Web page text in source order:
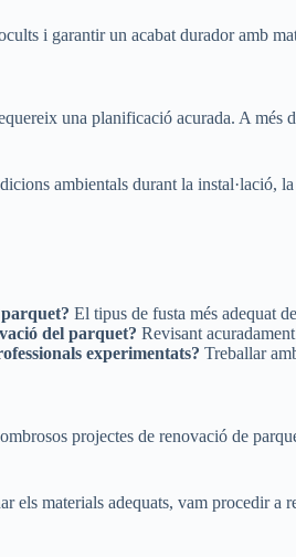
i garantir un acabat durador amb
una planificació acurada. A
ambientals durant la instal·lació,
El tipus de fusta més adequat
del parquet? Revisant
experimentats? Treballar
projectes de renovació de
els materials adequats, vam procedir